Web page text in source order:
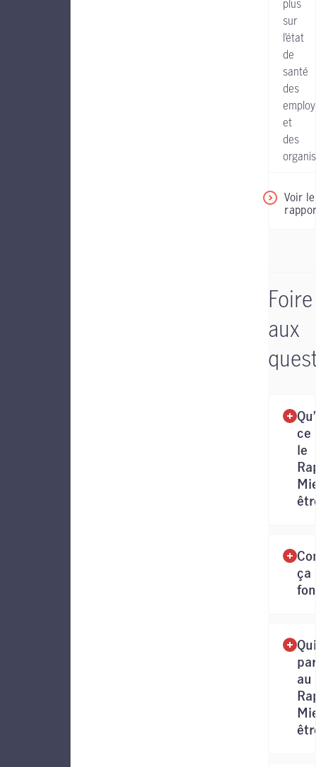
plus
sur
l’état
de
santé
des
et
des
Voir le
Foire
aux
ce
le
ça
au